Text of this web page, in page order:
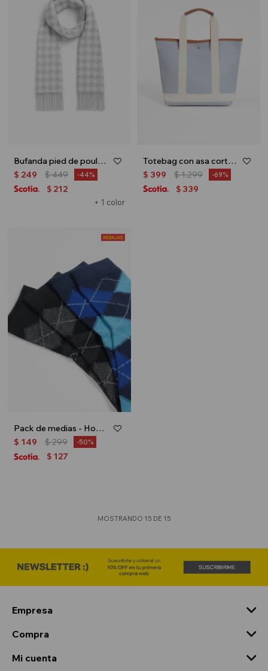
Bufanda pied de poule - Gris
+ 1 color
$ 249 $449 44
$ 212
Totebag con asa corta - Celeste
$ 399 $1.299 69
$ 339
Pack de medias - Hombre - Surtido
$ 149 $299 50
$ 127
MOSTRANDO 15 DE 15
Empresa
Compra
Mi cuenta